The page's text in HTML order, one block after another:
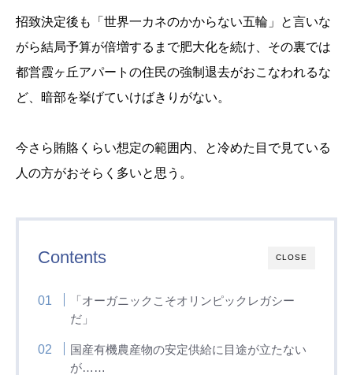
招致決定後も「世界一カネのかからない五輪」と言いな
がら結局予算が倍増するまで肥大化を続け、その裏では
都営霞ヶ丘アパートの住民の強制退去がおこなわれるな
ど、暗部を挙げていけばきりがない。
今さら賄賂くらい想定の範囲内、と冷めた目で見ている
人の方がおそらく多いと思う。
CLOSE
Contents
「オーガニックこそオリンピックレガシー
だ」
国産有機農産物の安定供給に目途が立たない
が……